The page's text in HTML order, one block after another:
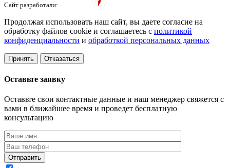
Сайт разработали:
Продолжая использовать наш сайт, вы даете согласие на
обработку файлов cookie и соглашаетесь с политикой
конфиденциальности и обработкой персональных данных
Принять Отказаться
Оставьте заявку
Оставьте свои контактные данные и наш менеджер свяжется с
вами в ближайшее время и проведет бесплатную
консультацию
Отправить